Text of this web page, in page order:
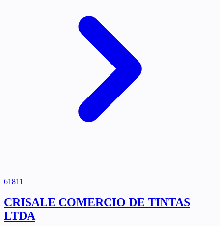
61811
CRISALE COMERCIO DE TINTAS
LTDA